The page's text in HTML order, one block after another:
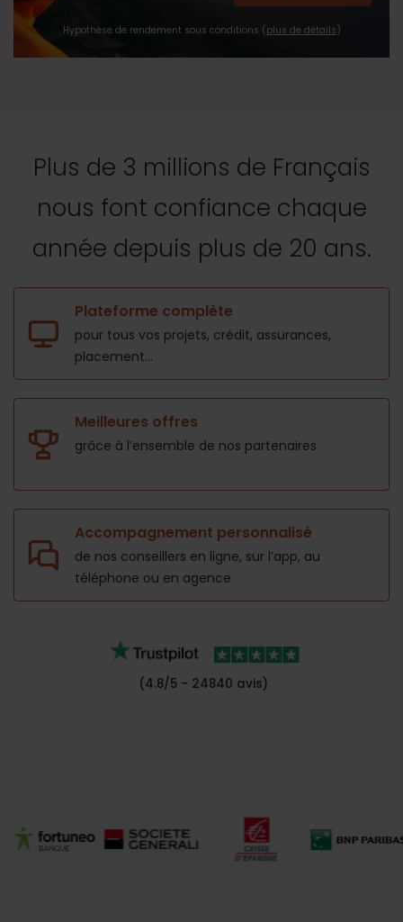
Hypothèse de rendement sous conditions ( plus de détails )
Plus de 3 millions de Français
nous font confiance chaque
année depuis plus de 20 ans.
Plateforme complète
pour tous vos projets, crédit, assurances,
placement...
Meilleures offres
grâce à l’ensemble de nos partenaires
Accompagnement personnalisé
de nos conseillers en ligne, sur l’app, au
téléphone ou en agence
(4.8/5 - 24840 avis)